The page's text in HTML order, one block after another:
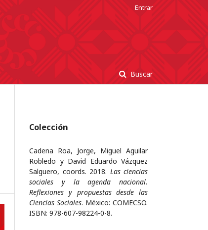
Buscar
Entrar
Colección
Cadena Roa, Jorge, Miguel Aguilar
Robledo y David Eduardo Vázquez
Salguero, coords. 2018. Las ciencias
sociales y la agenda nacional.
Reflexiones y propuestas desde las
Ciencias Sociales. México: COMECSO.
ISBN: 978-607-98224-0-8.